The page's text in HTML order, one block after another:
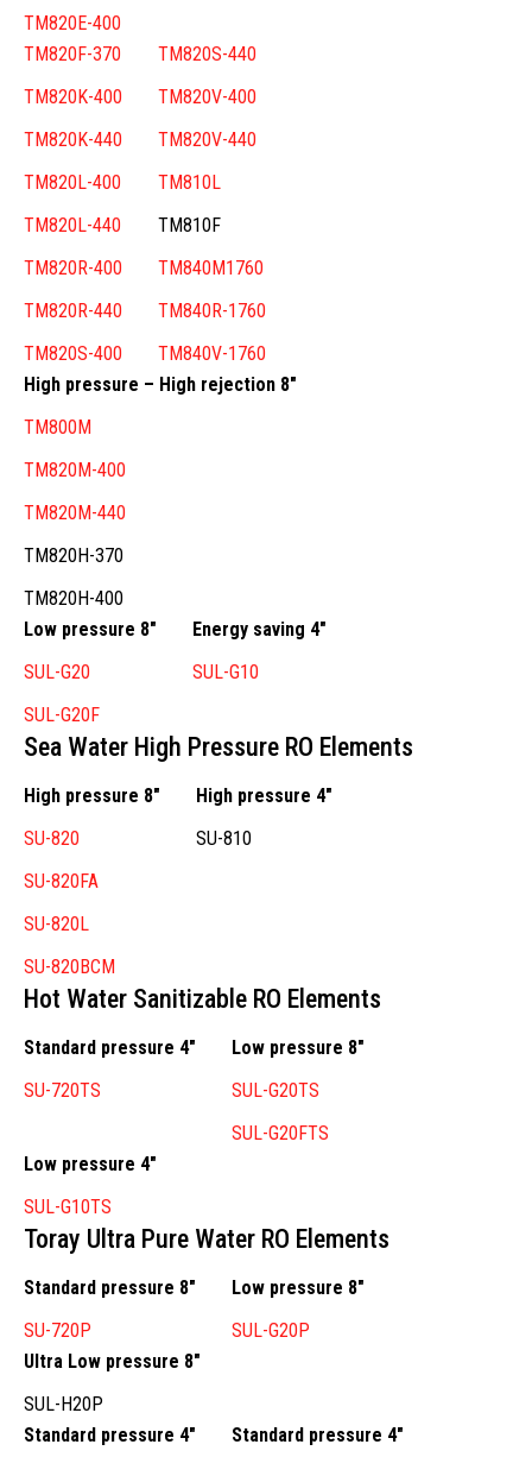
TM820E-400
TM820F-370
TM820K-400
TM820K-440
TM820L-400
TM820L-440
TM820R-400
TM820R-440
TM820S-400
TM820S-440
TM820V-400
TM820V-440
TM810L
TM810F
TM840M1760
TM840R-1760
TM840V-1760
High pressure – High rejection 8″
TM800M
TM820M-400
TM820M-440
TM820H-370
TM820H-400
Low pressure 8″
SUL-G20
SUL-G20F
Energy saving 4″
SUL-G10
Sea Water High Pressure RO Elements
High pressure 8″
SU-820
SU-820FA
SU-820L
SU-820BCM
High pressure 4″
SU-810
Hot Water Sanitizable RO Elements
Standard pressure 4″
SU-720TS
Low pressure 8″
SUL-G20TS
SUL-G20FTS
Low pressure 4″
SUL-G10TS
Toray Ultra Pure Water RO Elements
Standard pressure 8″
SU-720P
Low pressure 8″
SUL-G20P
Ultra Low pressure 8″
SUL-H20P
Standard pressure 4″
Standard pressure 4″